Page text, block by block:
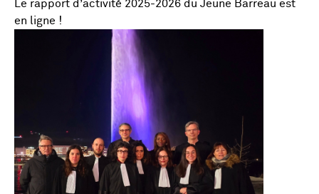
Le rapport d’activité 2025-2026 du Jeune Barreau est
en ligne !